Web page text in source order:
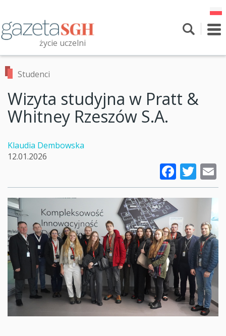
treści
życie uczelni
Przeszukaj witrynę
Studenci
Wizyta studyjna w Pratt &
Whitney Rzeszów S.A.
Klaudia Dembowska
12.01.2026